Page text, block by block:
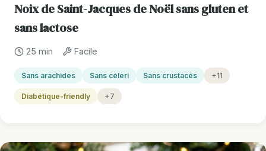
Noix de Saint-Jacques de Noël sans gluten et
sans lactose
25 min Facile
Sans arachides Sans céleri Sans crustacés +11
Diabétique-friendly +7